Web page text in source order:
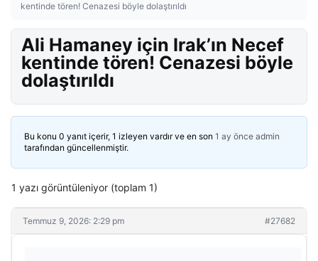
kentinde tören! Cenazesi böyle dolaştırıldı
Ali Hamaney için Irak’ın Necef
kentinde tören! Cenazesi böyle
dolaştırıldı
Bu konu 0 yanıt içerir, 1 izleyen vardır ve en son 1 ay önce admin
tarafından güncellenmiştir.
1 yazı görüntüleniyor (toplam 1)
Temmuz 9, 2026: 2:29 pm #27682